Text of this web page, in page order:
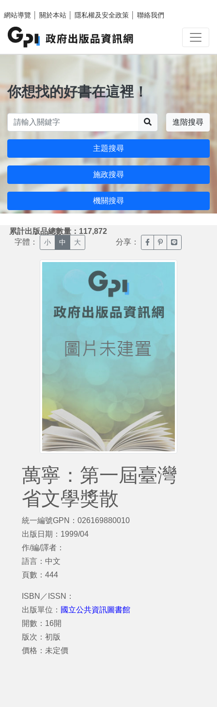
網站導覽
關於本站 隱私權及安全政策 聯絡我們
你想找的好書在這裡！
進階搜尋
主題搜尋
施政搜尋
機關搜尋
累計出版品總數量：117,872
字體： 小 中 大 分享： 臉書分享(另開新視窗)
噗浪分享(另開新
Line分享(另
萬寧：第一屆臺灣
省文學獎散
統一編號GPN：026169880010
出版日期：1999/04
作/編/譯者：
語言：中文
頁數：444
ISBN／ISSN：
出版單位： 國立公共資訊圖書館
開數：16開
版次：初版
價格：未定價